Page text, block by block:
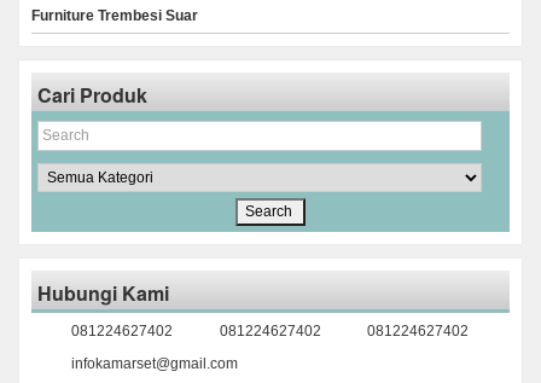
Furniture Trembesi Suar
Cari Produk
Hubungi Kami
081224627402 081224627402
081224627402
infokamarset@gmail.com